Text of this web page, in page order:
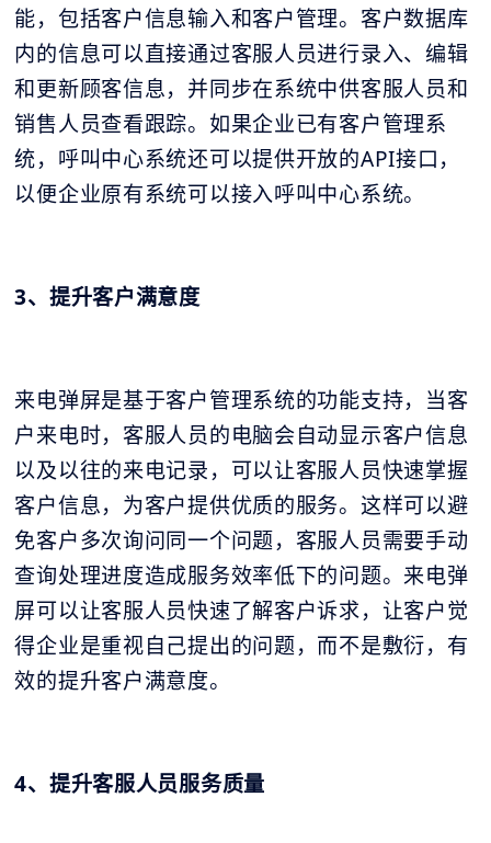
能，包括客户信息输入和客户管理。客户数据库
内的信息可以直接通过客服人员进行录入、编辑
和更新顾客信息，并同步在系统中供客服人员和
销售人员查看跟踪。如果企业已有客户管理系
统，呼叫中心系统还可以提供开放的API接口，
以便企业原有系统可以接入呼叫中心系统。
3、提升客户满意度
来电弹屏是基于客户管理系统的功能支持，当客
户来电时，客服人员的电脑会自动显示客户信息
以及以往的来电记录，可以让客服人员快速掌握
客户信息，为客户提供优质的服务。这样可以避
免客户多次询问同一个问题，客服人员需要手动
查询处理进度造成服务效率低下的问题。来电弹
屏可以让客服人员快速了解客户诉求，让客户觉
得企业是重视自己提出的问题，而不是敷衍，有
效的提升客户满意度。
4、提升客服人员服务质量